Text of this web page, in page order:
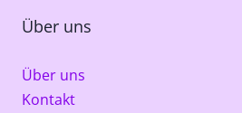
Über uns
Über uns
Kontakt